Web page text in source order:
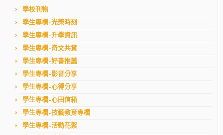
學校刊物
學生專欄–光榮時刻
學生專欄–升學資訊
學生專欄–奇文共賞
學生專欄–好書推薦
學生專欄–影音分享
學生專欄–心得分享
學生專欄–心田信箱
學生專欄–技藝教育專欄
學生專欄–活動花絮